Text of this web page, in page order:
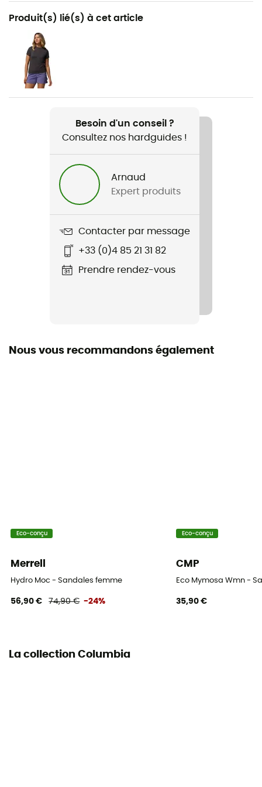
Recommandé pour
Randonnée / Voyage
Genre
Femme
Poids
Nom du produit
Konos Elevate Strap Sandal
Produit(s) lié(s) à cet article
Besoin d'un conseil ?
Consultez nos hardguides !
Arnaud
Expert produits
Contacter par message
+33 (0)4 85 21 31 82
Prendre rendez-vous
Nous vous recommandons également
Eco-conçu
Merrell
Hydro Moc - Sandales femme
56,90 € 74,90 € -24%
Eco-conçu
CMP
Eco Mymosa Wmn -
35,90 €
La collection Columbia